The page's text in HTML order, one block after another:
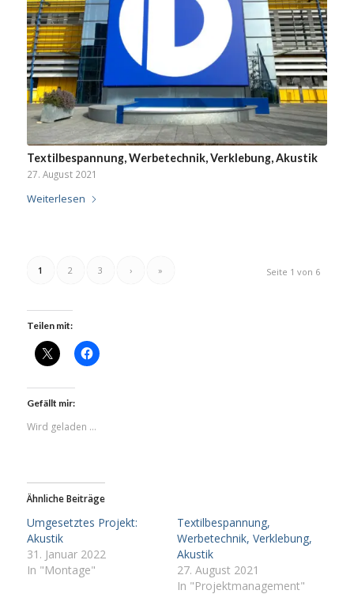
Textilbespannung, Werbetechnik, Verklebung, Akustik
27. August 2021
Weiterlesen
Seite 1 von 6
1 2 3 › »
Teilen mit:
Gefällt mir:
Wird geladen …
Ähnliche Beiträge
Umgesetztes Projekt:
Akustik
31. Januar 2022
In "Montage"
Textilbespannung,
Werbetechnik, Verklebung,
Akustik
27. August 2021
In "Projektmanagement"